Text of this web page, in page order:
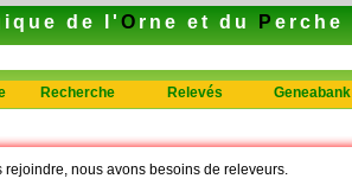
de l' O rne et du P erche
Recherche Relevés
Geneabank
rejoindre, nous avons besoins de releveurs.